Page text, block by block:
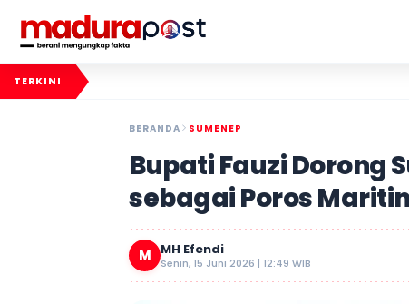
TERKINI
BERANDA SUMENEP
Bupati Fauzi Dorong
sebagai Poros
M MH Efendi
Senin, 15 Juni 2026 | 12:49 WIB